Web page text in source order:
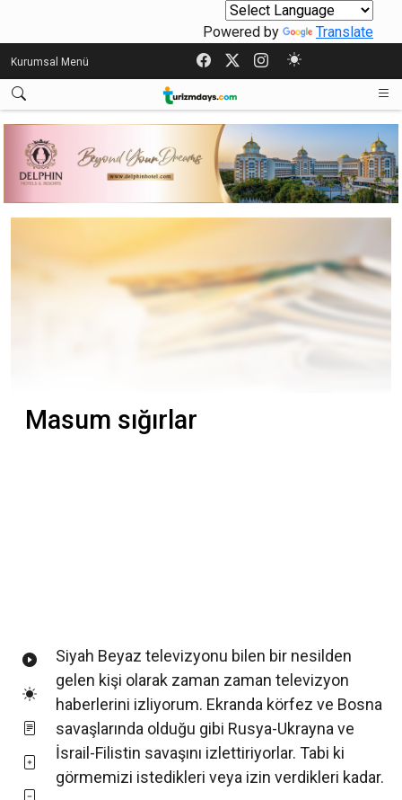
Powered by Translate
Kurumsal Menü
Masum sığırlar
Siyah Beyaz televizyonu bilen bir nesilden
gelen kişi olarak zaman zaman televizyon
haberlerini izliyorum. Ekranda körfez ve Bosna
savaşlarında olduğu gibi Rusya-Ukrayna ve
İsrail-Filistin savaşını izlettiriyorlar. Tabi ki
görmemizi istedikleri veya izin verdikleri kadar.